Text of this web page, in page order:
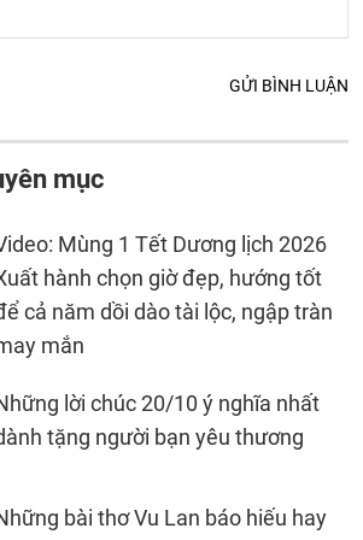
GỬI BÌNH LUẬN
mục
Mùng 1 Tết Dương lịch 2026
hành chọn giờ đẹp, hướng tốt
cả năm dồi dào tài lộc, ngập tràn
mắn
lời chúc 20/10 ý nghĩa nhất
tặng người bạn yêu thương
bài thơ Vu Lan báo hiếu hay